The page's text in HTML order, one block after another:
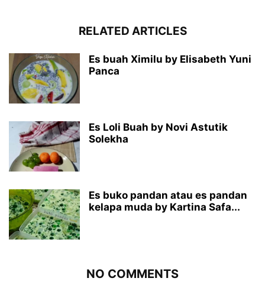
RELATED ARTICLES
Es buah Ximilu by Elisabeth Yuni
Panca
Es Loli Buah by Novi Astutik
Solekha
Es buko pandan atau es pandan
kelapa muda by Kartina Safa...
NO COMMENTS